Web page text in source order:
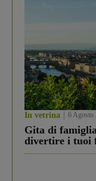
In vetrina 6 Agosto
Gita di
divertire i tuoi